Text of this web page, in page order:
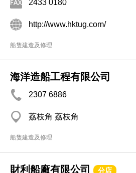
2433 0180
http://www.hktug.com/
船隻建造及修理
海洋造船工程有限公司
2307 6886
荔枝角 荔枝角
船隻建造及修理
財利船廠有限公司 分店